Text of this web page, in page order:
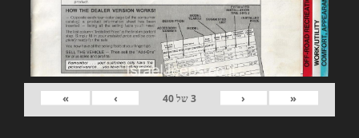
«
‹
3של40
›
»